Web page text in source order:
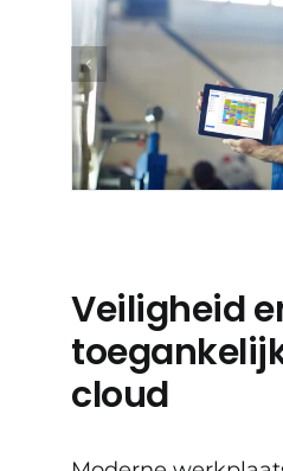
Veiligheid
cloud